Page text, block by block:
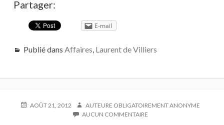
Partager:
E-mail
Publié dans Affaires, Laurent de Villiers
PUBLIÉAOÛT 21, 2012 AUTEUR
AUTEURE OBLIGATOIREMENT ANONYME
AUCUN COMMENTAIRE